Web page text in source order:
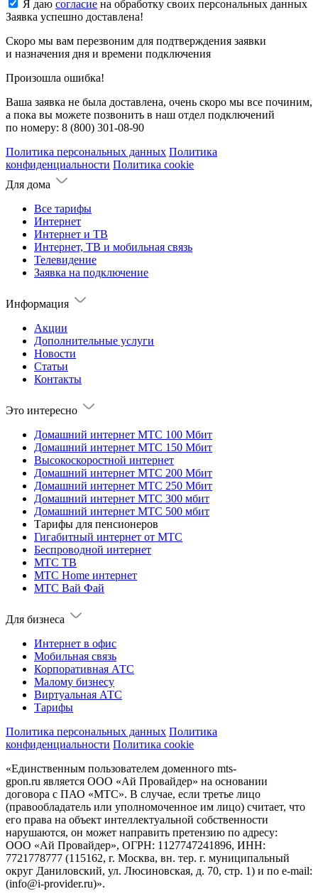
Я даю согласие на обработку своих персональных данных
Заявка успешно доставлена!
Скоро мы вам перезвоним для подтверждения заявки
и назначения дня и времени подключения
Произошла ошибка!
Ваша заявка не была доставлена, очень скоро мы все починим,
а пока вы можете позвонить в наш отдел подключений
по номеру: 8 (800) 301-08-90
Политика персональных данных Политика
конфиденциальности Политика cookie
Для дома
Все тарифы
Интернет
Интернет и ТВ
Интернет, ТВ и мобильная связь
Телевидение
Заявка на подключение
Информация
Акции
Дополнительные услуги
Новости
Статьи
Контакты
Это интересно
Домашний интернет МТС 100 Мбит
Домашний интернет МТС 150 Мбит
Высокоскоростной интернет
Домашний интернет МТС 200 Мбит
Домашний интернет МТС 250 Мбит
Домашний интернет МТС 300 мбит
Домашний интернет МТС 500 мбит
Тарифы для пенсионеров
Гигабитный интернет от МТС
Беспроводной интернет
МТС ТВ
МТС Home интернет
МТС Вай Фай
Для бизнеса
Интернет в офис
Мобильная связь
Корпоративная АТС
Малому бизнесу
Виртуальная АТС
Тарифы
Политика персональных данных Политика
конфиденциальности Политика cookie
«Единственным пользователем доменного mts-
gpon.ru является ООО «Ай Провайдер» на основании
договора с ПАО «МТС». В случае, если третье лицо
(правообладатель или уполномоченное им лицо) считает, что
его права на объект интеллектуальной собственности
нарушаются, он может направить претензию по адресу:
ООО «Ай Провайдер», ОГРН: 1127747241896, ИНН:
7721778777 (115162, г. Москва, вн. тер. г. муниципальный
округ Даниловский, ул. Люсиновская, д. 70, стр. 1) и по e-mail:
(info@i-provider.ru)».